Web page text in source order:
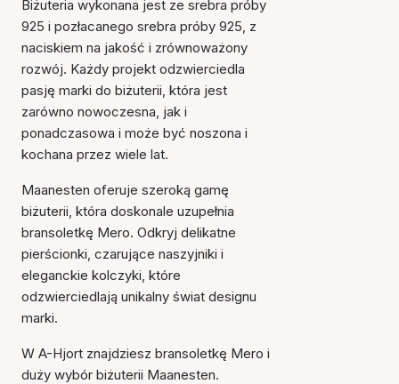
Przedmiot został dodany
do koszyka
Biżuteria wykonana jest ze srebra próby
925 i pozłacanego srebra próby 925, z
naciskiem na jakość i zrównoważony
rozwój. Każdy projekt odzwierciedla
pasję marki do biżuterii, która jest
zarówno nowoczesna, jak i
ponadczasowa i może być noszona i
kochana przez wiele lat.
Maanesten oferuje szeroką gamę
biżuterii, która doskonale uzupełnia
bransoletkę Mero. Odkryj delikatne
pierścionki, czarujące naszyjniki i
eleganckie kolczyki, które
odzwierciedlają unikalny świat designu
marki.
W A-Hjort znajdziesz bransoletkę Mero i
duży wybór biżuterii Maanesten.